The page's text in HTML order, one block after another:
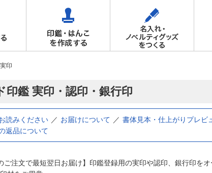
印
印鑑 実印・認印・銀行印
読みください お届けについて 書体見本・仕上がりプレビ
返品について
ご注文で最短翌日お届け】印鑑登録用の実印や認印、銀行印